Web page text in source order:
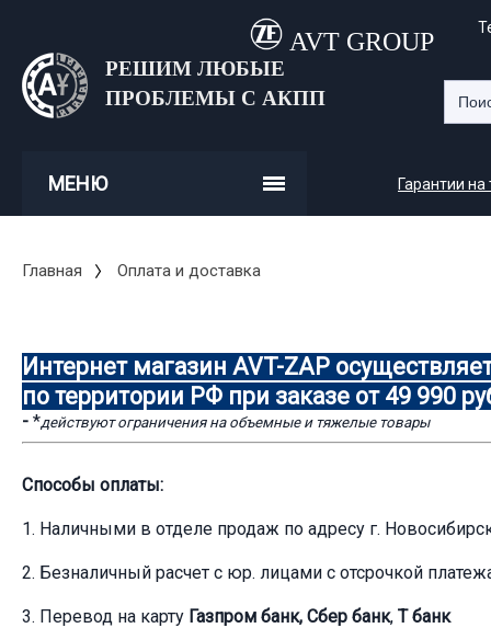
AVT GROUP
РЕШИМ ЛЮБЫЕ
ПРОБЛЕМЫ С АКПП
МЕНЮ Гарантии на
Главная Оплата и доставка
Интернет магазин AVT-ZAP
по территории РФ при заказе от 49 990
- *действуют ограничения на объемные и тяжелые товары
Способы оплаты:
1. Наличными в отделе продаж по адресу г.
2. Безналичный расчет с юр. лицами с отсрочкой
3. Перевод на карту Газпром банк, Сбер банк, Т банк